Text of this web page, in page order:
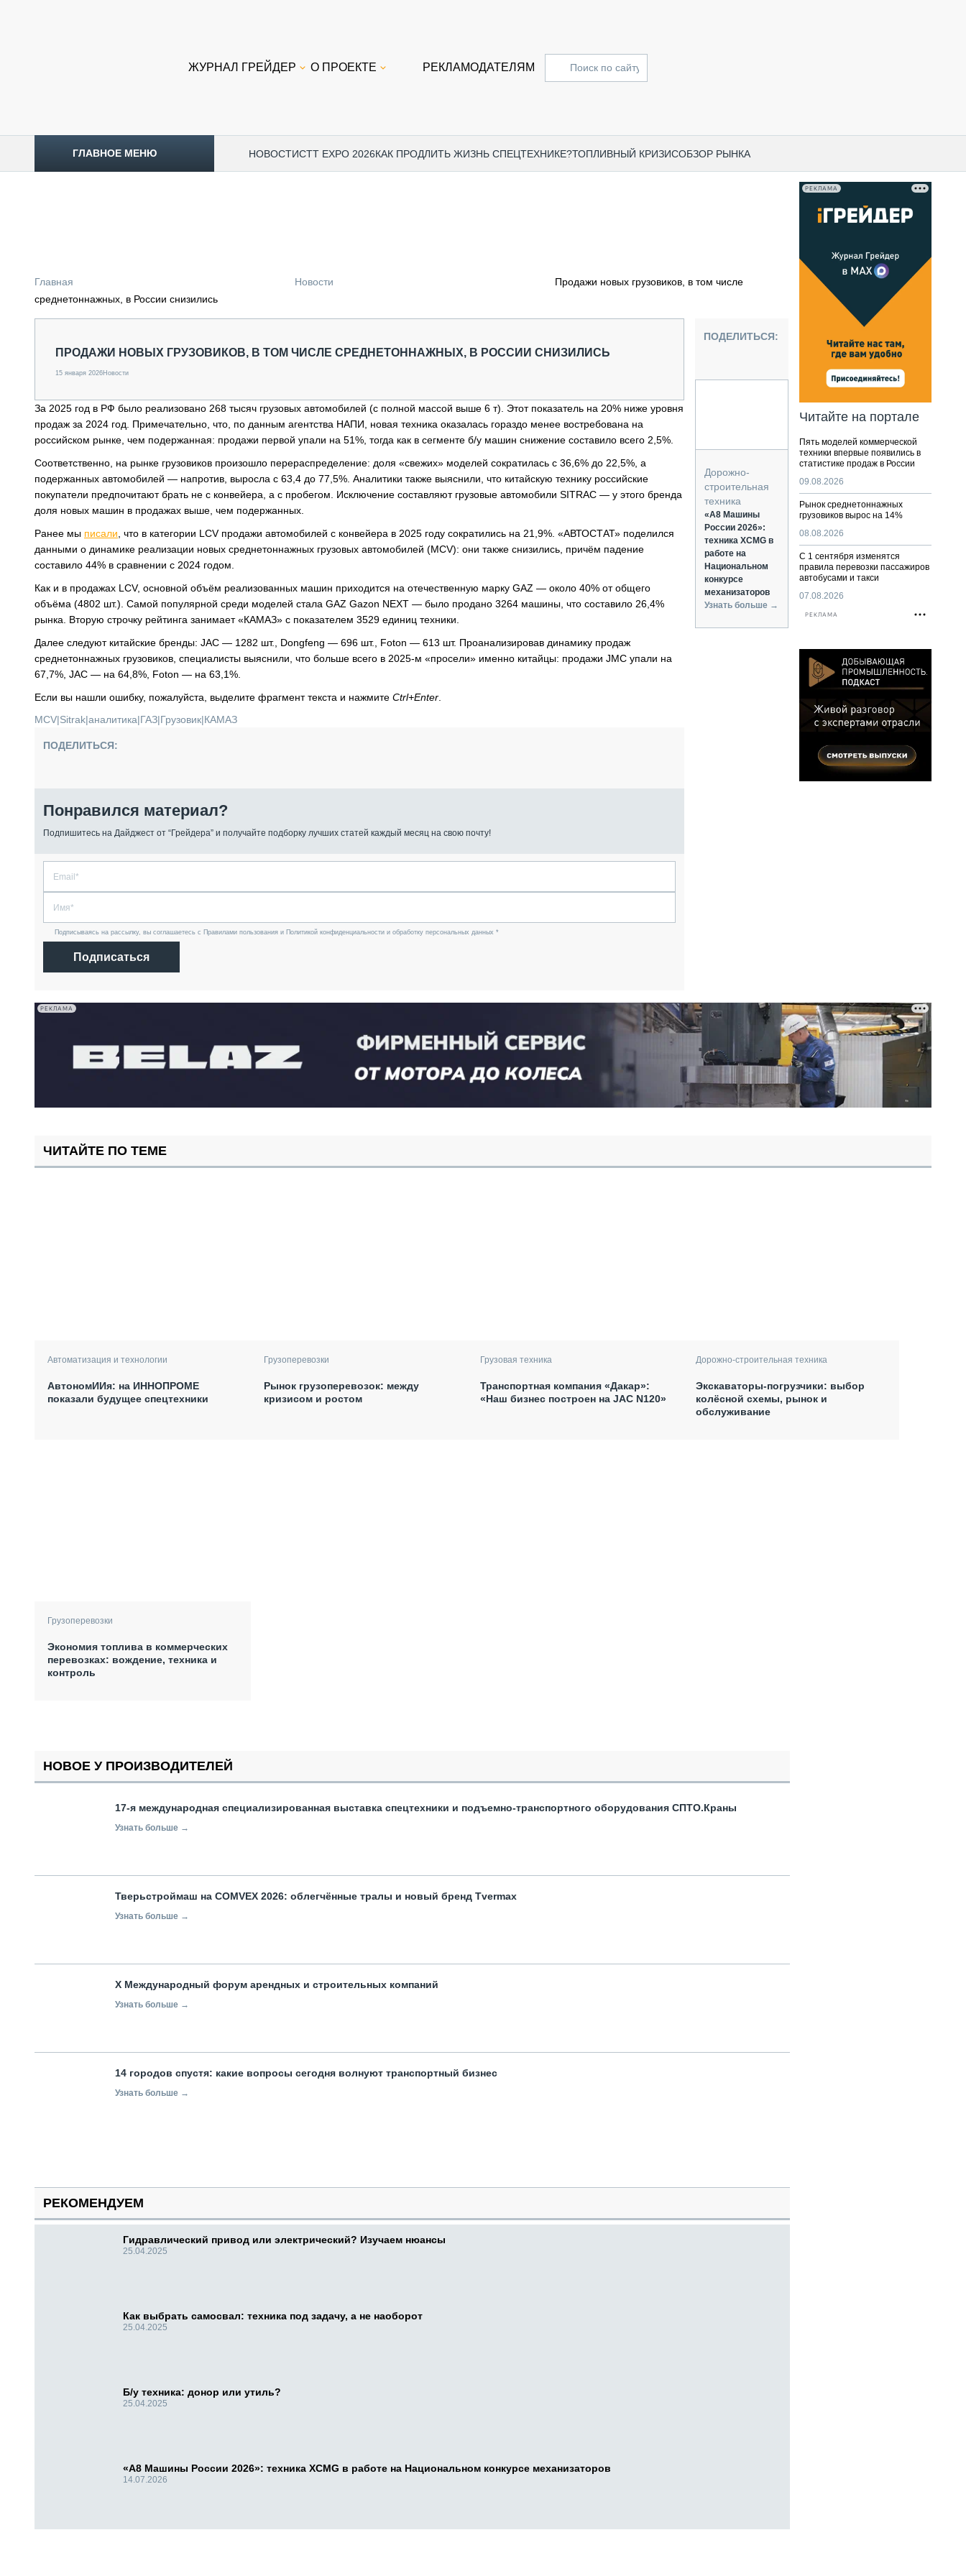
ЖУРНАЛ ГРЕЙДЕР О ПРОЕКТЕ РЕКЛАМОДАТЕЛЯМ
ГЛАВНОЕ МЕНЮ НОВОСТИCTT EXPO 2026КАК ПРОДЛИТЬ ЖИЗНЬ СПЕЦТЕХНИКЕ?ТОПЛИВНЫЙ КРИЗИСОБЗОР РЫНКА
ОБЗОР РЫНКА
ГРУЗОПЕРЕВОЗКИ
ИСПЫТАТЕЛИ
ТЕХНОЛОГИИ
ДОРОЖНАЯ ИНДУСТРИЯ
СЕРВИСМЕНЫ
ПОДЪЁМНАЯ ТЕХНИКА
ПАССАЖИРСКИЙ ТРАНСПОРТ
КАРЬЕРНАЯ ТЕХНИКА
ЛОГИСТИКА И СКЛАД
АВТОМАТИЗАЦИЯ И ТЕХНОЛОГИИ
КОМПЛЕКТУЮЩИЕ И СЕРВИС
Главная Новости
Продажи новых грузовиков, в том числе
среднетоннажных, в России снизились
ПРОДАЖИ НОВЫХ ГРУЗОВИКОВ, В ТОМ ЧИСЛЕ СРЕДНЕТОННАЖНЫХ, В РОССИИ СНИЗИЛИСЬ
15 января 2026Новости
За 2025 год в РФ было реализовано 268 тысяч грузовых автомобилей (с полной массой выше 6 т). Этот показатель на 20% ниже уровня
продаж за 2024 год. Примечательно, что, по данным агентства НАПИ, новая техника оказалась гораздо менее востребована на
российском рынке, чем подержанная: продажи первой упали на 51%, тогда как в сегменте б/у машин снижение составило всего 2,5%.
Соответственно, на рынке грузовиков произошло перераспределение: доля «свежих» моделей сократилась с 36,6% до 22,5%, а
подержанных автомобилей — напротив, выросла с 63,4 до 77,5%. Аналитики также выяснили, что китайскую технику российские
покупатели предпочитают брать не с конвейера, а с пробегом. Исключение составляют грузовые автомобили SITRAC — у этого бренда
доля новых машин в продажах выше, чем подержанных.
Ранее мы писали , что в категории LCV продажи автомобилей с конвейера в 2025 году сократились на 21,9%. «АВТОСТАТ» поделился
данными о динамике реализации новых среднетоннажных грузовых автомобилей (MCV): они также снизились, причём падение
составило 44% в сравнении с 2024 годом.
Как и в продажах LCV, основной объём реализованных машин приходится на отечественную марку GAZ — около 40% от общего
объёма (4802 шт.). Самой популярной среди моделей стала GAZ Gazon NEXT — было продано 3264 машины, что составило 26,4%
рынка. Вторую строчку рейтинга занимает «КАМАЗ» с показателем 3529 единиц техники.
Далее следуют китайские бренды: JAC — 1282 шт., Dongfeng — 696 шт., Foton — 613 шт. Проанализировав динамику продаж
среднетоннажных грузовиков, специалисты выяснили, что больше всего в 2025-м «просели» именно китайцы: продажи JMC упали на
67,7%, JAC — на 64,8%, Foton — на 63,1%.
Если вы нашли ошибку, пожалуйста, выделите фрагмент текста и нажмите Ctrl+Enter
MCV|Sitrak|аналитика|ГАЗ|Грузовик|КАМАЗ
ПОДЕЛИТЬСЯ:
Понравился материал?
Подпишитесь на Дайджест от “Грейдера” и получайте подборку лучших статей каждый месяц на свою почту!
Подписываясь на рассылку, вы соглашаетесь с Правилами пользования и Политикой конфиденциальности и обработку персональных данных *
Подписаться
ПОДЕЛИТЬСЯ:
Дорожно-
строительная
техника
«А8 Машины
России 2026»:
техника XCMG в
работе на
Национальном
конкурсе
механизаторов
Узнать больше →
РЕКЛАМА
Читайте на портале
Пять моделей коммерческой
техники впервые появились в
статистике продаж в России
09.08.2026
Рынок среднетоннажных
грузовиков вырос на 14%
08.08.2026
С 1 сентября изменятся
правила перевозки пассажиров
автобусами и такси
07.08.2026
РЕКЛАМА
РЕКЛАМА
ЧИТАЙТЕ ПО ТЕМЕ
Автоматизация и технологии
АвтономИИя: на ИННОПРОМЕ
показали будущее спецтехники
Грузоперевозки
Рынок грузоперевозок: между
кризисом и ростом
Грузовая техника
Транспортная компания «Дакар»:
«Наш бизнес построен на JAC N120»
Дорожно-строительная техника
Экскаваторы-погрузчики: выбор
колёсной схемы, рынок и
обслуживание
Грузоперевозки
Экономия топлива в коммерческих
перевозках: вождение, техника и
контроль
НОВОЕ У ПРОИЗВОДИТЕЛЕЙ
17-я международная специализированная выставка спецтехники и подъемно-транспортного оборудования СПТО.Краны
Узнать больше →
Тверьстроймаш на COMVEX 2026: облегчённые тралы и новый бренд Tvermax
Узнать больше →
X Международный форум арендных и строительных компаний
Узнать больше →
14 городов спустя: какие вопросы сегодня волнуют транспортный бизнес
Узнать больше →
РЕКОМЕНДУЕМ
Гидравлический привод или электрический? Изучаем нюансы
25.04.2025
Как выбрать самосвал: техника под задачу, а не наоборот
25.04.2025
Б/у техника: донор или утиль?
25.04.2025
«А8 Машины России 2026»: техника XCMG в работе на Национальном конкурсе механизаторов
14.07.2026